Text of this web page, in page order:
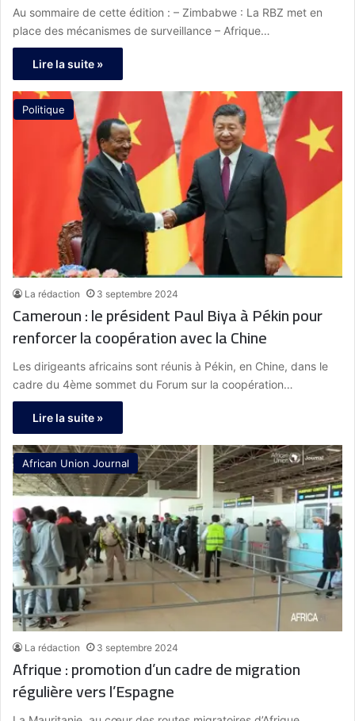
Au sommaire de cette édition : – Zimbabwe : La RBZ met en
place des mécanismes de surveillance – Afrique…
Lire la suite »
Politique
La rédaction 3 septembre 2024
Cameroun : le président Paul Biya à Pékin pour
renforcer la coopération avec la Chine
Les dirigeants africains sont réunis à Pékin, en Chine, dans le
cadre du 4ème sommet du Forum sur la coopération…
Lire la suite »
African Union Journal
La rédaction 3 septembre 2024
Afrique : promotion d’un cadre de migration
régulière vers l’Espagne